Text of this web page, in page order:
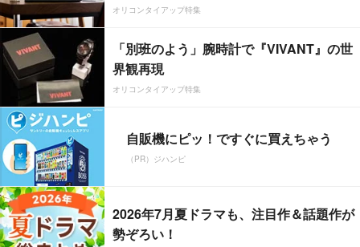
オリコンタイアップ特集
「別班のよう」腕時計で『VIVANT』の世
界観再現
オリコンタイアップ特集
自販機にピッ！ですぐに買えちゃう
（PR）ジハンピ
2026年7月夏ドラマも、注目作＆話題作が
勢ぞろい！